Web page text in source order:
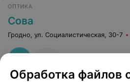
ОПТИКА
Сова
Гродно, ул. Социалистическая, 30-7
Обработка файлов